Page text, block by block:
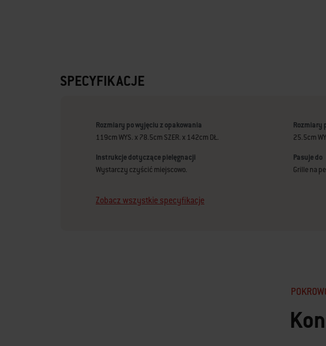
SPECYFIKACJE
Rozmiary po wyjęciu z opakowania
119cm WYS. x 78.5cm SZER. x 142cm DŁ.
Rozmiary
25.5cm
Instrukcje dotyczące pielęgnacji
Wystarczy czyścić miejscowo.
Pasuje do
Grille na
Zobacz wszystkie specyfikacje